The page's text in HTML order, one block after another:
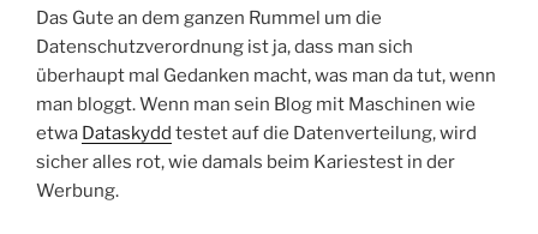
Das Gute an dem ganzen Rummel um die
Datenschutzverordnung ist ja, dass man sich
überhaupt mal Gedanken macht, was man da tut, wenn
man bloggt. Wenn man sein Blog mit Maschinen wie
etwa Dataskydd testet auf die Datenverteilung, wird
sicher alles rot, wie damals beim Kariestest in der
Werbung.